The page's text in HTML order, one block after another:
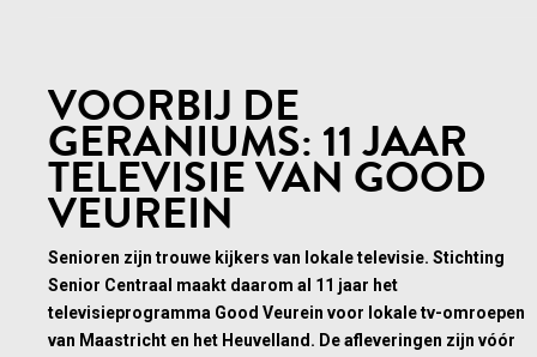
VOORBIJ DE
GERANIUMS: 11 JAAR
TELEVISIE VAN GOOD
VEUREIN
Senioren zijn trouwe kijkers van lokale televisie. Stichting
Senior Centraal maakt daarom al 11 jaar het
televisieprogramma Good Veurein voor lokale tv-omroepen
van Maastricht en het Heuvelland. De afleveringen zijn vóór